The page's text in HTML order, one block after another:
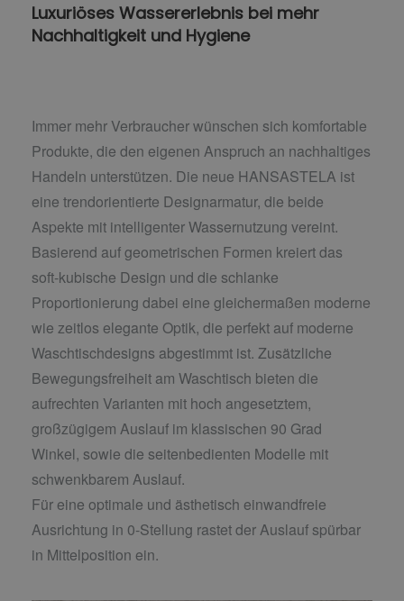
Luxuriöses Wassererlebnis bei mehr
Nachhaltigkeit und Hygiene
Immer mehr Verbraucher wünschen sich komfortable
Produkte, die den eigenen Anspruch an nachhaltiges
Handeln unterstützen. Die neue HANSASTELA ist
eine trendorientierte Designarmatur, die beide
Aspekte mit intelligenter Wassernutzung vereint.
Basierend auf geometrischen Formen kreiert das
soft-kubische Design und die schlanke
Proportionierung dabei eine gleichermaßen moderne
wie zeitlos elegante Optik, die perfekt auf moderne
Waschtischdesigns abgestimmt ist. Zusätzliche
Bewegungsfreiheit am Waschtisch bieten die
aufrechten Varianten mit hoch angesetztem,
großzügigem Auslauf im klassischen 90 Grad
Winkel, sowie die seitenbedienten Modelle mit
schwenkbarem Auslauf.
Für eine optimale und ästhetisch einwandfreie
Ausrichtung in 0-Stellung rastet der Auslauf spürbar
in Mittelposition ein.